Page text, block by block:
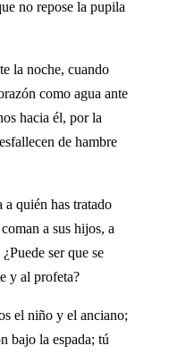
no repose la pupila
la noche, cuando
como agua ante
hacia él, por la
de hambre
a quién has tratado
a sus hijos, a
ser que se
y al profeta?
el niño y el anciano;
bajo la espada; tú